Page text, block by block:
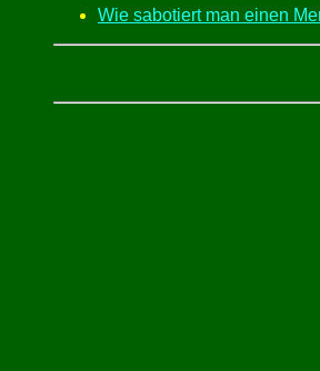
Wie sabotiert man einen